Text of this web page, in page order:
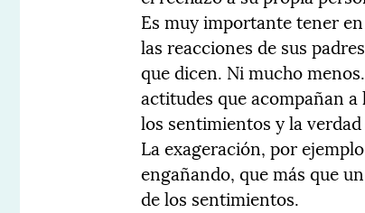
Es muy importante tener
las reacciones de sus
que dicen. Ni mucho
actitudes que acompañan
los sentimientos y la
La exageración, por
engañando, que más que
de los sentimientos.